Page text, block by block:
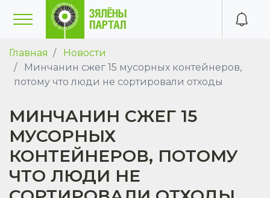
Главная
Новости
Минчанин сжег 15 мусорных контейнеров,
потому что люди не сортировали отходы
МИНЧАНИН СЖЕГ 15
МУСОРНЫХ
КОНТЕЙНЕРОВ, ПОТОМУ
ЧТО ЛЮДИ НЕ